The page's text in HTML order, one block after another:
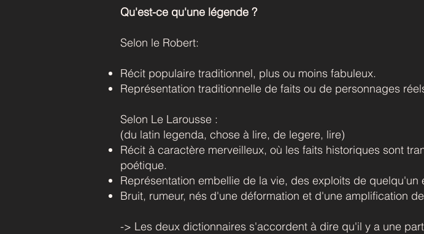
Qu'est-ce qu'une légende ?
Selon le Robert:
Récit populaire traditionnel, plus ou moins fabuleux.
Représentation traditionnelle de faits ou de personnages
Selon Le Larousse :
(du latin legenda, chose à lire, de legere, lire)
Récit à caractère merveilleux, où les faits historiques sont
poétique.
Représentation embellie de la vie, des exploits de
Bruit, rumeur, nés d'une déformation et d'une amplification
-> Les deux dictionnaires s'accordent à dire qu'il y a une